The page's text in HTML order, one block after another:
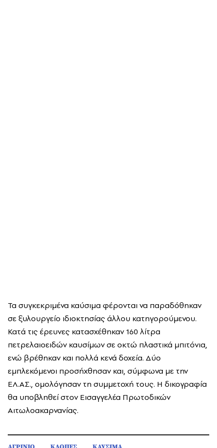
Τα συγκεκριμένα καύσιμα φέρονται να παραδόθηκαν
σε ξυλουργείο ιδιοκτησίας άλλου κατηγορούμενου.
Κατά τις έρευνες κατασχέθηκαν 160 λίτρα
πετρελαιοειδών καυσίμων σε οκτώ πλαστικά μπιτόνια,
ενώ βρέθηκαν και πολλά κενά δοχεία. Δύο
εμπλεκόμενοι προσήχθησαν και, σύμφωνα με την
ΕΛ.ΑΣ., ομολόγησαν τη συμμετοχή τους. Η δικογραφία
θα υποβληθεί στον Εισαγγελέα Πρωτοδικών
Αιτωλοακαρνανίας.